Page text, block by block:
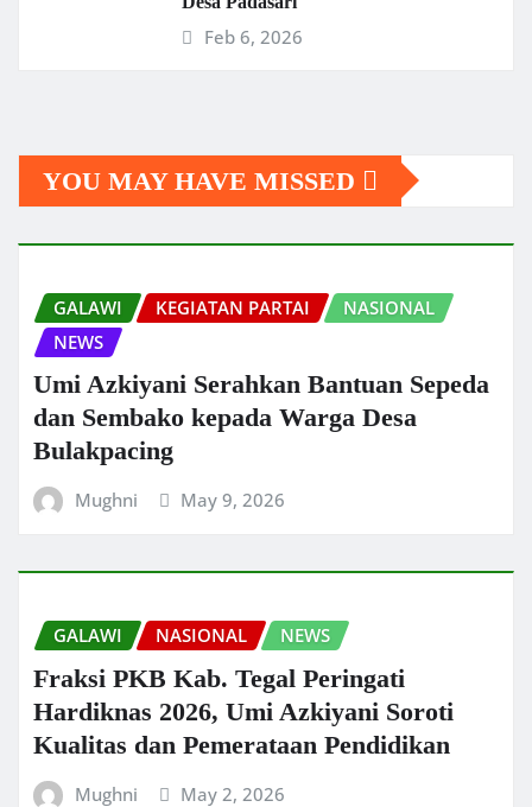
Feb 6, 2026
YOU MAY HAVE MISSED
GALAWI KEGIATAN PARTAI
NASIONAL
NEWS
Umi Azkiyani Serahkan Bantuan Sepeda
dan Sembako kepada Warga Desa
Bulakpacing
Mughni May 9, 2026
GALAWI NASIONAL NEWS
Fraksi PKB Kab. Tegal Peringati
Hardiknas 2026, Umi Azkiyani Soroti
Kualitas dan Pemerataan Pendidikan
Mughni May 2, 2026